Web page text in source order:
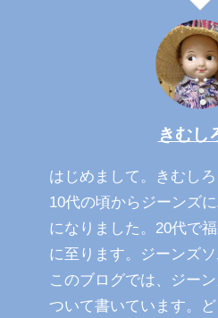
きむし
はじめまして。きむしろ
10代の頃からジーンズ
になりました。20代で
に至ります。ジーンズソ
このブログでは、ジー
ついて書いています。